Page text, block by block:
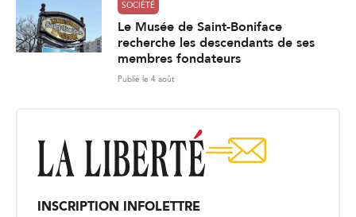
SOCIÉTÉ
Le Musée de Saint-Boniface
recherche les descendants de ses
membres fondateurs
Publié le 4 août
INSCRIPTION INFOLETTRE